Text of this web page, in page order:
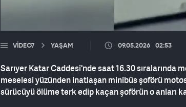
VIDEO7 YAŞAM 09.05.2026 02:53
Sarıyer Katar Caddesi'nde saat 16.30 sıralarında
meselesi yüzünden inatlaşan minibüs şoförü
sürücüyü ölüme terk edip kaçan şoförün o anları